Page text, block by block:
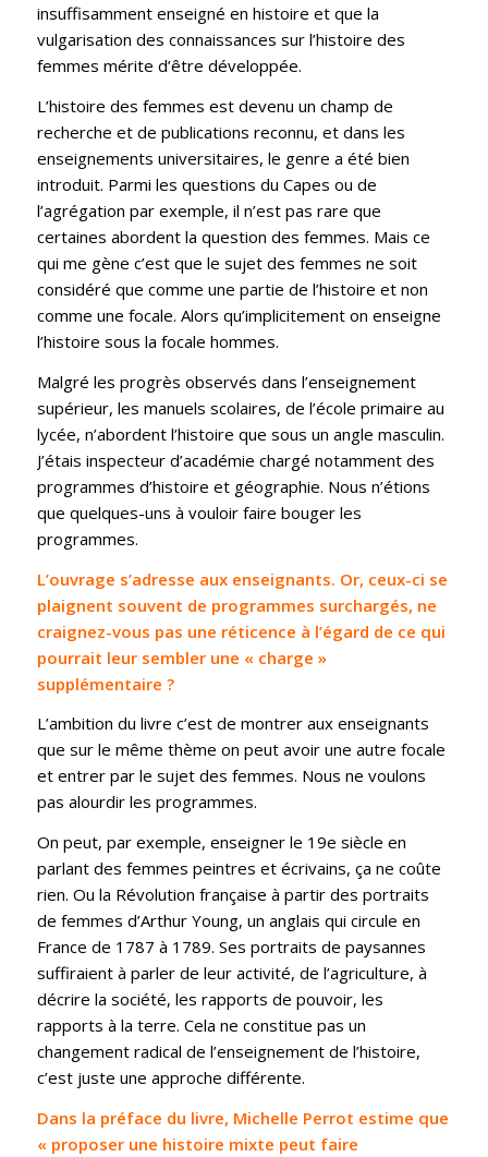
insuffisamment enseigné en histoire et que la
vulgarisation des connaissances sur l’histoire des
femmes mérite d’être développée.
L’histoire des femmes est devenu un champ de
recherche et de publications reconnu, et dans les
enseignements universitaires, le genre a été bien
introduit. Parmi les questions du Capes ou de
l’agrégation par exemple, il n’est pas rare que
certaines abordent la question des femmes. Mais ce
qui me gène c’est que le sujet des femmes ne soit
considéré que comme une partie de l’histoire et non
comme une focale. Alors qu’implicitement on enseigne
l’histoire sous la focale hommes.
Malgré les progrès observés dans l’enseignement
supérieur, les manuels scolaires, de l’école primaire au
lycée, n’abordent l’histoire que sous un angle masculin.
J’étais inspecteur d’académie chargé notamment des
programmes d’histoire et géographie. Nous n’étions
que quelques-uns à vouloir faire bouger les
programmes.
L’ouvrage s’adresse aux enseignants. Or, ceux-ci se
plaignent souvent de programmes surchargés, ne
craignez-vous pas une réticence à l’égard de ce qui
pourrait leur sembler une « charge »
supplémentaire ?
L’ambition du livre c’est de montrer aux enseignants
que sur le même thème on peut avoir une autre focale
et entrer par le sujet des femmes. Nous ne voulons
pas alourdir les programmes.
On peut, par exemple, enseigner le 19e siècle en
parlant des femmes peintres et écrivains, ça ne coûte
rien. Ou la Révolution française à partir des portraits
de femmes d’Arthur Young, un anglais qui circule en
France de 1787 à 1789. Ses portraits de paysannes
suffiraient à parler de leur activité, de l’agriculture, à
décrire la société, les rapports de pouvoir, les
rapports à la terre. Cela ne constitue pas un
changement radical de l’enseignement de l’histoire,
c’est juste une approche différente.
Dans la préface du livre, Michelle Perrot estime que
« proposer une histoire mixte peut faire